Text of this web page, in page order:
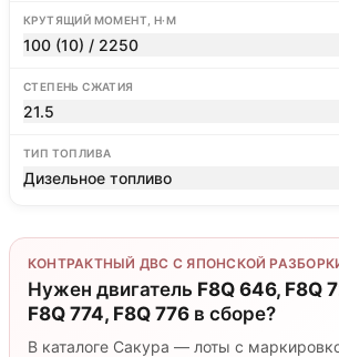
КРУТЯЩИЙ МОМЕНТ, Н·М
100 (10) / 2250
СТЕПЕНЬ СЖАТИЯ
21.5
ТИП ТОПЛИВА
Дизельное топливо
КОНТРАКТНЫЙ ДВС С ЯПОНСКОЙ
Нужен двигатель F8Q 646, F8Q
F8Q 774, F8Q 776 в сборе?
В каталоге Сакура — лоты с